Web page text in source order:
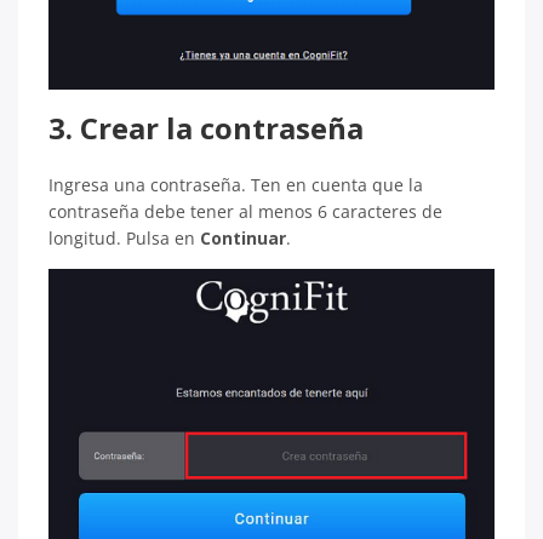
3. Crear la contraseña
Ingresa una contraseña. Ten en cuenta que la
contraseña debe tener al menos 6 caracteres de
longitud. Pulsa en Continuar.